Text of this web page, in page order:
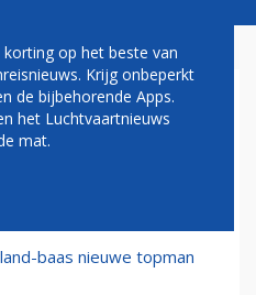
Citilink overlijdt in de
baas nieuwe topman
op het beste van
Krijg onbeperkt
de bijbehorende Apps.
het Luchtvaartnieuws
mat.